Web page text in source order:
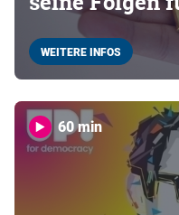
WEITERE INFOS
60 min